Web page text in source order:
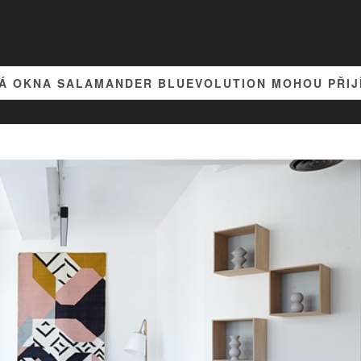
OKNA SALAMANDER BLUEVOLUTION MOHOU